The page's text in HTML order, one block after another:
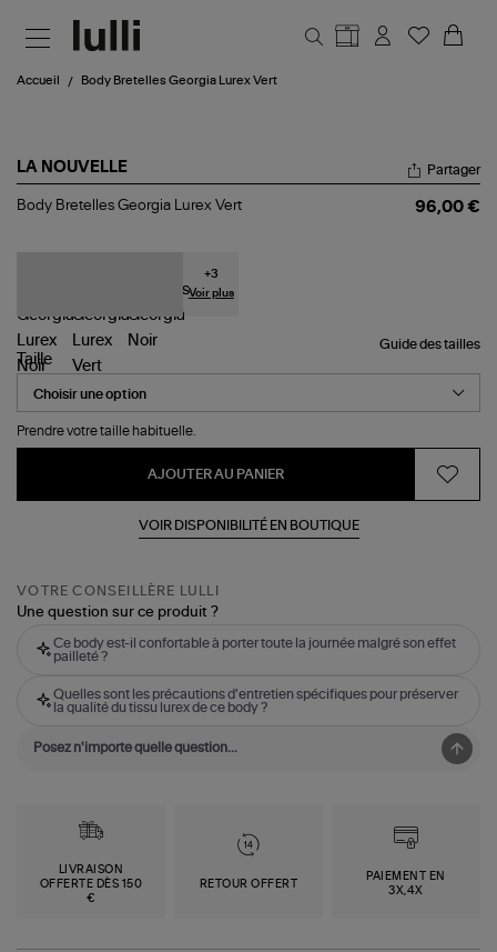
Accueil Body Bretelles Georgia Lurex Vert
LA NOUVELLE
Body
Partager
Body Bretelles Georgia Lurex Vert 96,00 €
+3
Voir plus
Guide des tailles
Taille
Prendre votre taille habituelle.
AJOUTER AU PANIER
VOIR DISPONIBILITÉ EN BOUTIQUE
VOTRE CONSEILLÈRE LULLI
Une question sur ce produit ?
Ce body est-il confortable à porter toute la journée malgré son effet
pailleté ?
Quelles sont les précautions d'entretien spécifiques pour préserver
la qualité du tissu lurex de ce body ?
LIVRAISON
OFFERTE DÈS 150
€
RETOUR OFFERT
PAIEMENT EN
3X,4X